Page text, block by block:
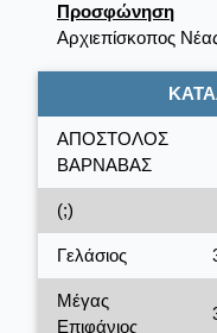
Προσφώνηση
Αρχιεπίσκοπος
ΑΠΟΣΤΟΛΟΣ
ΒΑΡΝΑΒΑΣ
(;)
Γελάσιος
Μέγας
Επιφάνιος